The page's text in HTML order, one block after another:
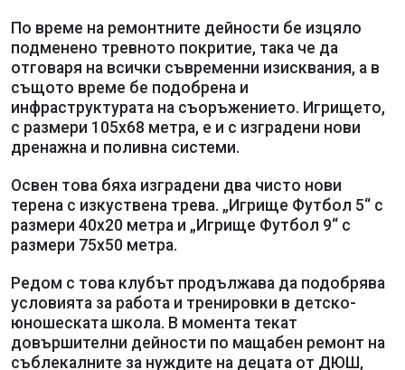
По време на ремонтните дейности бе изцяло
подменено тревното покритие, така че да
отговаря на всички съвременни изисквания, а в
същото време бе подобрена и
инфраструктурата на съоръжението. Игрището,
с размери 105х68 метра, е и с изградени нови
дренажна и поливна системи.
Освен това бяха изградени два чисто нови
терена с изкуствена трева. „Игрище Футбол 5“ с
размери 40х20 метра и „Игрище Футбол 9“ с
размери 75х50 метра.
Редом с това клубът продължава да подобрява
условията за работа и тренировки в детско-
юношеската школа. В момента текат
довършителни дейности по мащабен ремонт на
съблекалните за нуждите на децата от ДЮШ,